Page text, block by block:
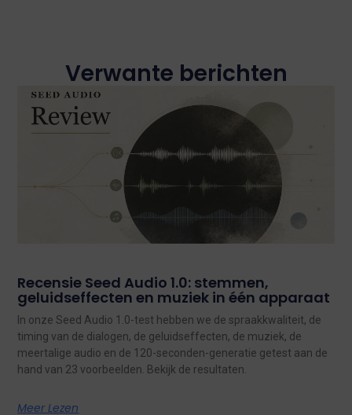
Verwante berichten
Recensie Seed Audio 1.0: stemmen,
geluidseffecten en muziek in één apparaat
In onze Seed Audio 1.0-test hebben we de spraakkwaliteit, de
timing van de dialogen, de geluidseffecten, de muziek, de
meertalige audio en de 120-seconden-generatie getest aan de
hand van 23 voorbeelden. Bekijk de resultaten.
Meer Lezen